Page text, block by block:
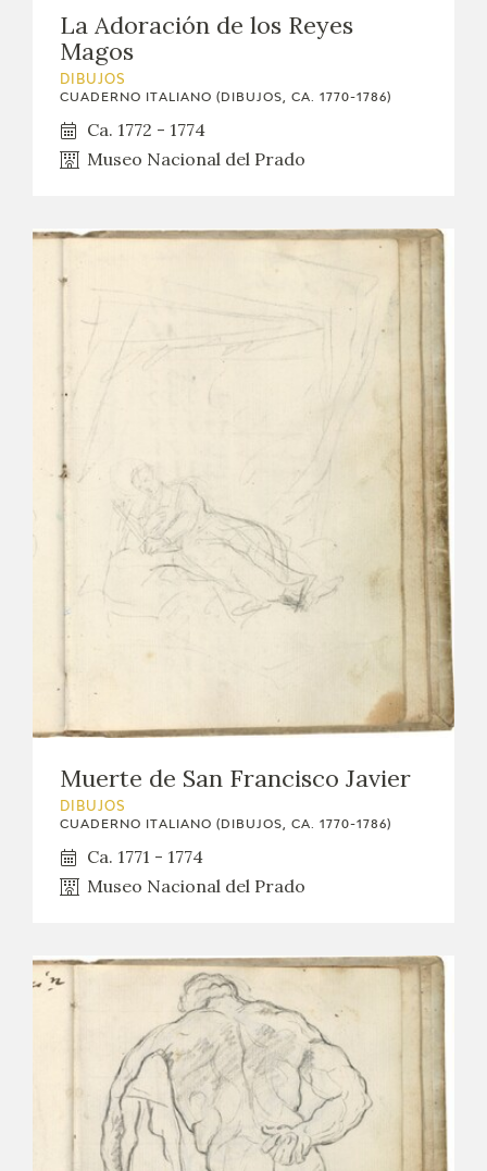
La Adoración de los Reyes
Magos
DIBUJOS
CUADERNO ITALIANO (DIBUJOS, CA. 1770-1786)
Ca. 1772 - 1774
Museo Nacional del Prado
Muerte de San Francisco Javier
DIBUJOS
CUADERNO ITALIANO (DIBUJOS, CA. 1770-1786)
Ca. 1771 - 1774
Museo Nacional del Prado